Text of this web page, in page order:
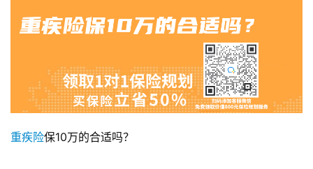
重疾险保10万的合适吗？